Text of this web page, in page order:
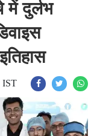
दुर्लभ
IST